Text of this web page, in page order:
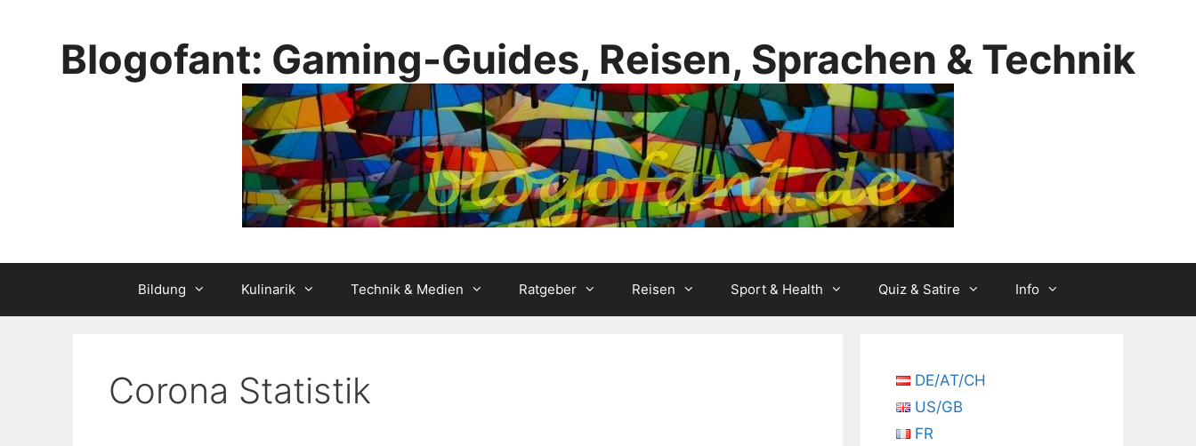
Blogofant: Gaming-Guides, Reisen, Sprachen & Technik
Bildung Kulinarik Technik & Medien Ratgeber Reisen Sport & Health Quiz & Satire Info
Corona Statistik
DE/AT/CH
US/GB
FR